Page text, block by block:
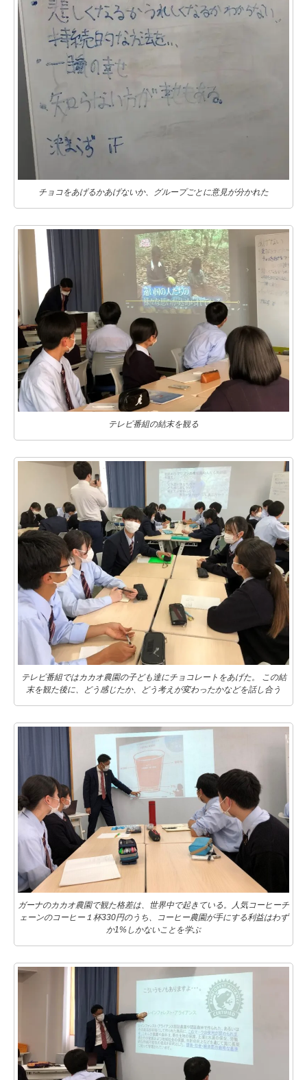
チョコをあげるかあげないか、グループごとに意見が分かれた
テレビ番組の結末を観る
テレビ番組ではカカオ農園の子ども達にチョコレートをあげた。 この結
末を観た後に、どう感じたか、どう考えが変わったかなどを話し合う
ガーナのカカオ農園で観た格差は、世界中で起きている。人気コーヒーチ
ェーンのコーヒー１杯330円のうち、コーヒー農園が手にする利益はわず
か1%しかないことを学ぶ